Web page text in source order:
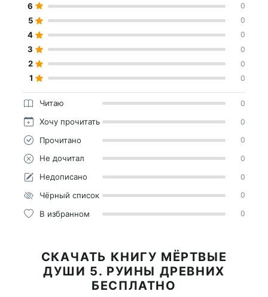
6 0
5 0
4 0
3 0
2 0
1 0
Читаю 0
Хочу прочитать 0
Прочитано 0
Не дочитал 0
Недописано 0
Чёрный список 0
В избранном 0
СКАЧАТЬ КНИГУ МЁРТВЫЕ
ДУШИ 5. РУИНЫ ДРЕВНИХ
БЕСПЛАТНО